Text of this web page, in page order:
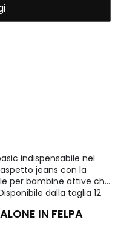
indispensabile nel
jeans con la
per bambine attive che
dalla taglia 12
IN FELPA